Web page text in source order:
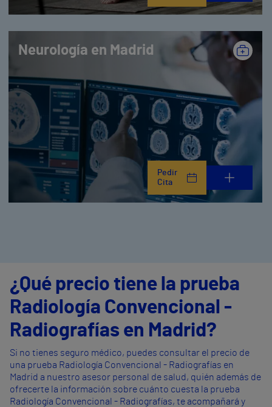
Neurología en Madrid
Pedir
Cita
¿Qué precio tiene la prueba
Radiología Convencional -
Radiografías en Madrid?
Si no tienes seguro médico, puedes consultar el precio de
una prueba Radiología Convencional - Radiografías en
Madrid a nuestro asesor personal de salud, quién además de
ofrecerte la información sobre cuánto cuesta la prueba
Radiología Convencional - Radiografías, te acompañará y